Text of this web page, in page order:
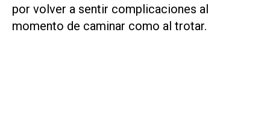
por volver a sentir complicaciones al
momento de caminar como al trotar.